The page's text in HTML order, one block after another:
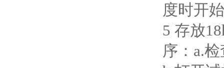
度时开
5 存放
序：a.